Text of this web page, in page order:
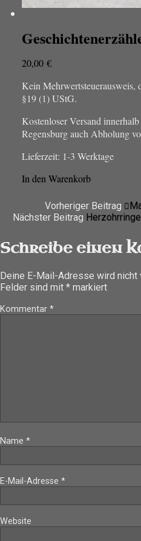
20,00 €
Kein Mehrwertsteuerausweis,
§19 (1) UStG.
Kostenloser Versand
Regensburg auch Abholung
Lieferzeit: 1-3 Werktage
In den Warenkorb
Vorheriger Beitrag
Nächster Beitrag
Schreibe einen
Deine E-Mail-Adresse wird
Felder sind mit * markiert
Kommentar *
Name *
E-Mail-Adresse *
Website